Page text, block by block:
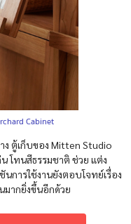
Cabinet
ตู้เก็บของ Mitten Studio
โทนสีธรรมชาติ ช่วย แต่ง
การใช้งานยังตอบโจทย์เรื่อง
ากยิ่งขึ้นอีกด้วย